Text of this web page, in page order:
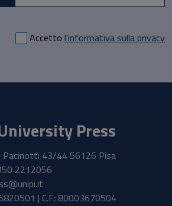
Accetto l'informativa sulla privacy
Press
Pacinotti 43/44 56126 Pisa
2212056
| C.F: 80003670504